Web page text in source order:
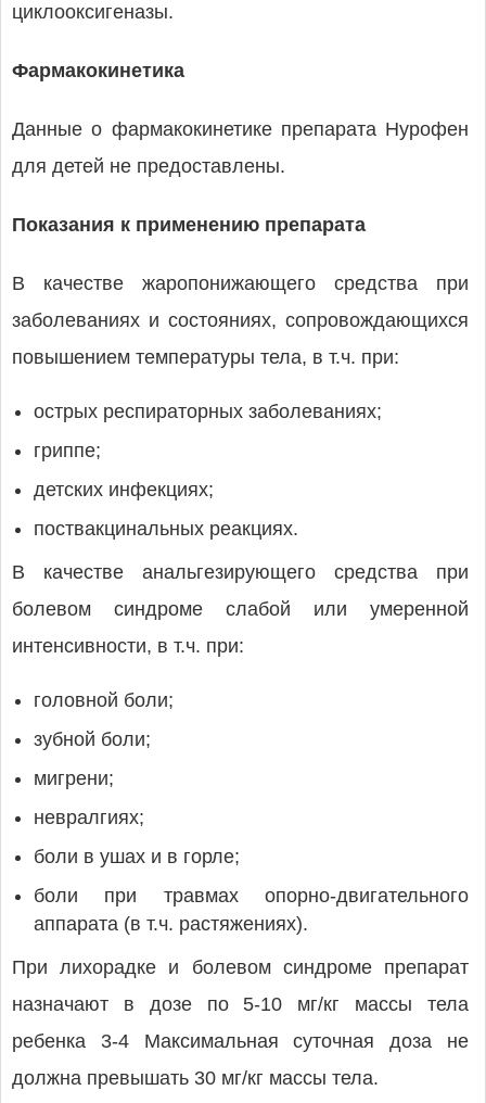
циклооксигеназы.
Фармакокинетика
Данные о фармакокинетике препарата Нурофен
для детей не предоставлены.
Показания к применению препарата
В качестве жаропонижающего средства при
заболеваниях и состояниях, сопровождающихся
повышением температуры тела, в т.ч. при:
острых респираторных заболеваниях;
гриппе;
детских инфекциях;
поствакцинальных реакциях.
В качестве анальгезирующего средства при
болевом синдроме слабой или умеренной
интенсивности, в т.ч. при:
головной боли;
зубной боли;
мигрени;
невралгиях;
боли в ушах и в горле;
боли при травмах опорно-двигательного
аппарата (в т.ч. растяжениях).
При лихорадке и болевом синдроме препарат
назначают в дозе по 5-10 мг/кг массы тела
ребенка 3-4 Максимальная суточная доза не
должна превышать 30 мг/кг массы тела.